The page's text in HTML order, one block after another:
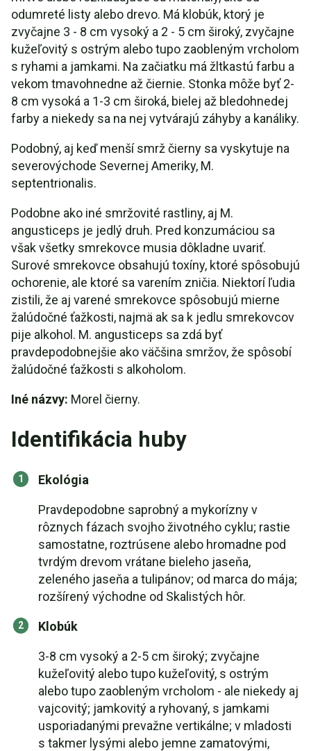
odumreté listy alebo drevo. Má klobúk, ktorý je
zvyčajne 3 - 8 cm vysoký a 2 - 5 cm široký, zvyčajne
kužeľovitý s ostrým alebo tupo zaobleným vrcholom
s ryhami a jamkami. Na začiatku má žltkastú farbu a
vekom tmavohnedne až čiernie. Stonka môže byť 2-
8 cm vysoká a 1-3 cm široká, bielej až bledohnedej
farby a niekedy sa na nej vytvárajú záhyby a kanáliky.
Podobný, aj keď menší smrž čierny sa vyskytuje na
severovýchode Severnej Ameriky, M.
septentrionalis.
Podobne ako iné smržovité rastliny, aj M.
angusticeps je jedlý druh. Pred konzumáciou sa
však všetky smrekovce musia dôkladne uvariť.
Surové smrekovce obsahujú toxíny, ktoré spôsobujú
ochorenie, ale ktoré sa varením zničia. Niektorí ľudia
zistili, že aj varené smrekovce spôsobujú mierne
žalúdočné ťažkosti, najmä ak sa k jedlu smrekovcov
pije alkohol. M. angusticeps sa zdá byť
pravdepodobnejšie ako väčšina smržov, že spôsobí
žalúdočné ťažkosti s alkoholom.
Iné názvy: Morel čierny.
Identifikácia huby
Ekológia
Pravdepodobne saprobný a mykorízny v
rôznych fázach svojho životného cyklu; rastie
samostatne, roztrúsene alebo hromadne pod
tvrdým drevom vrátane bieleho jaseňa,
zeleného jaseňa a tulipánov; od marca do mája;
rozšírený východne od Skalistých hôr.
Klobúk
3-8 cm vysoký a 2-5 cm široký; zvyčajne
kužeľovitý alebo tupo kužeľovitý, s ostrým
alebo tupo zaobleným vrcholom - ale niekedy aj
vajcovitý; jamkovitý a ryhovaný, s jamkami
usporiadanými prevažne vertikálne; v mladosti
s takmer lysými alebo jemne zamatovými,